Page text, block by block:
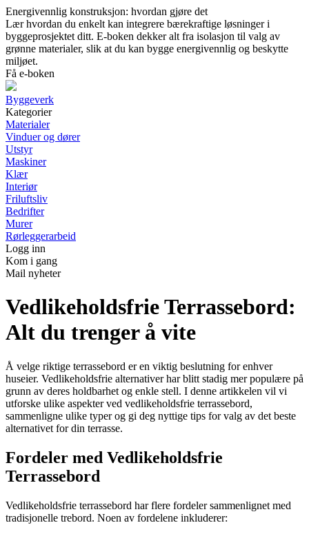
Energivennlig konstruksjon: hvordan gjøre det
Lær hvordan du enkelt kan integrere bærekraftige løsninger i
byggeprosjektet ditt. E-boken dekker alt fra isolasjon til valg av
grønne materialer, slik at du kan bygge energivennlig og beskytte
miljøet.
Få e-boken
Byggeverk
Kategorier
Materialer
Vinduer og dører
Utstyr
Maskiner
Klær
Interiør
Friluftsliv
Bedrifter
Murer
Rørleggerarbeid
Logg inn
Kom i gang
Mail nyheter
Vedlikeholdsfrie Terrassebord:
Alt du trenger å vite
Å velge riktige terrassebord er en viktig beslutning for enhver
huseier. Vedlikeholdsfrie alternativer har blitt stadig mer populære på
grunn av deres holdbarhet og enkle stell. I denne artikkelen vil vi
utforske ulike aspekter ved vedlikeholdsfrie terrassebord,
sammenligne ulike typer og gi deg nyttige tips for valg av det beste
alternativet for din terrasse.
Fordeler med Vedlikeholdsfrie
Terrassebord
Vedlikeholdsfrie terrassebord har flere fordeler sammenlignet med
tradisjonelle trebord. Noen av fordelene inkluderer: